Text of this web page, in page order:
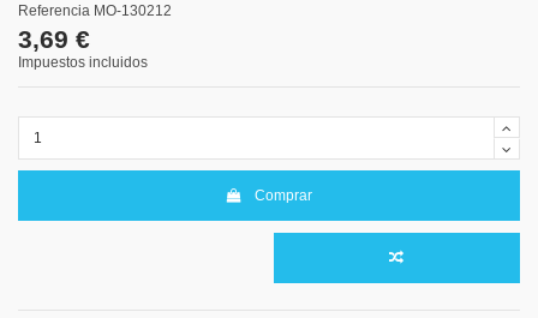
Referencia MO-130212
3,69 €
Impuestos incluidos
Comprar